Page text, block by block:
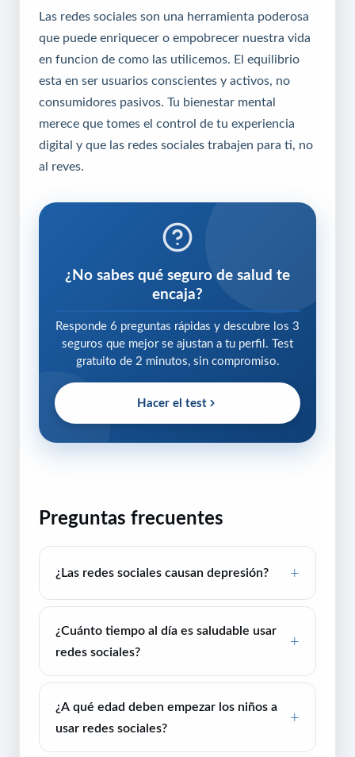
Las redes sociales son una herramienta poderosa
que puede enriquecer o empobrecer nuestra vida
en funcion de como las utilicemos. El equilibrio
esta en ser usuarios conscientes y activos, no
consumidores pasivos. Tu bienestar mental
merece que tomes el control de tu experiencia
digital y que las redes sociales trabajen para ti, no
al reves.
¿No sabes qué seguro de salud te
encaja?
Responde 6 preguntas rápidas y descubre los 3
seguros que mejor se ajustan a tu perfil. Test
gratuito de 2 minutos, sin compromiso.
Hacer el test
Preguntas frecuentes
¿Las redes sociales causan depresión?
¿Cuánto tiempo al día es saludable usar
redes sociales?
¿A qué edad deben empezar los niños a
usar redes sociales?